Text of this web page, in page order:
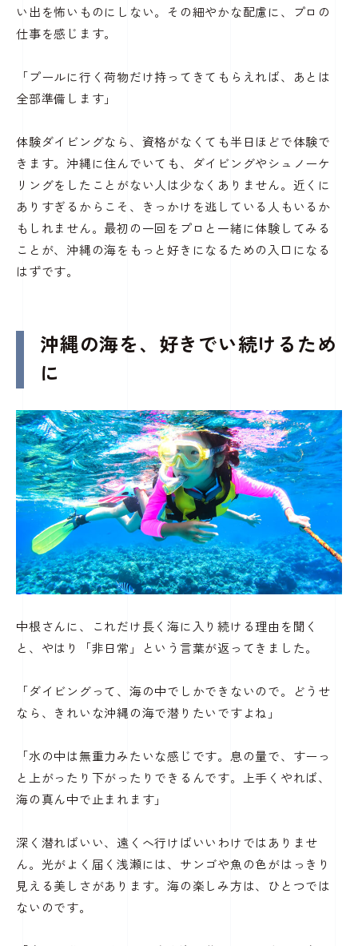
い出を怖いものにしない。その細やかな配慮に、プロの
仕事を感じます。
「プールに行く荷物だけ持ってきてもらえれば、あとは
全部準備します」
体験ダイビングなら、資格がなくても半日ほどで体験で
きます。沖縄に住んでいても、ダイビングやシュノーケ
リングをしたことがない人は少なくありません。近くに
ありすぎるからこそ、きっかけを逃している人もいるか
もしれません。最初の一回をプロと一緒に体験してみる
ことが、沖縄の海をもっと好きになるための入口になる
はずです。
沖縄の海を、好きでい続けるため
に
中根さんに、これだけ長く海に入り続ける理由を聞く
と、やはり「非日常」という言葉が返ってきました。
「ダイビングって、海の中でしかできないので。どうせ
なら、きれいな沖縄の海で潜りたいですよね」
「水の中は無重力みたいな感じです。息の量で、すーっ
と上がったり下がったりできるんです。上手くやれば、
海の真ん中で止まれます」
深く潜ればいい、遠くへ行けばいいわけではありませ
ん。光がよく届く浅瀬には、サンゴや魚の色がはっきり
見える美しさがあります。海の楽しみ方は、ひとつでは
ないのです。